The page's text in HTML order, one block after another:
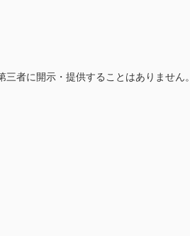
者に開示・提供することはありません。